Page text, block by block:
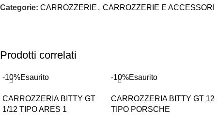
Categorie: CARROZZERIE , CARROZZERIE E ACCESSORI
Prodotti correlati
-10%Esaurito
CARROZZERIA BITTY GT
1/12 TIPO ARES 1
-10%Esaurito
CARROZZERIA BITTY GT 12
TIPO PORSCHE